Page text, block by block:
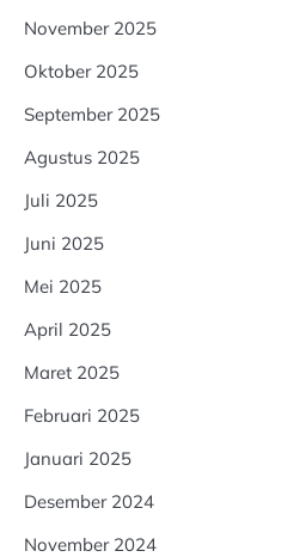
November 2025
Oktober 2025
September 2025
Agustus 2025
Juli 2025
Juni 2025
Mei 2025
April 2025
Maret 2025
Februari 2025
Januari 2025
Desember 2024
November 2024